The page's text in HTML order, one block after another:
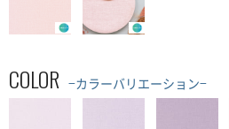
COLOR −カラーバリエーション−